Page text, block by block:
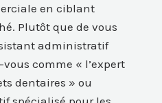
en ciblant
Plutôt que de vous
administratif
comme « l’expert
dentaires » ou